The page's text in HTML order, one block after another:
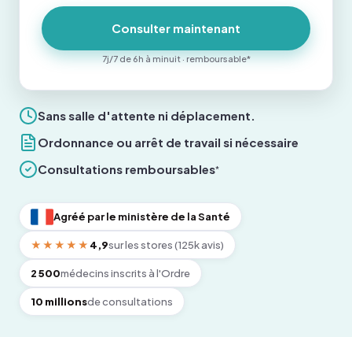
Sans salle d'attente ni déplacement.
Ordonnance ou arrêt de travail si nécessaire
Consultations remboursables*
Agréé par le ministère de la Santé
★★★★★ 4,9sur les stores (125k avis)
2 500médecins inscrits à l'Ordre
10 millionsde consultations
Consulter maintenant
7j/7 de 6h à minuit · remboursable*